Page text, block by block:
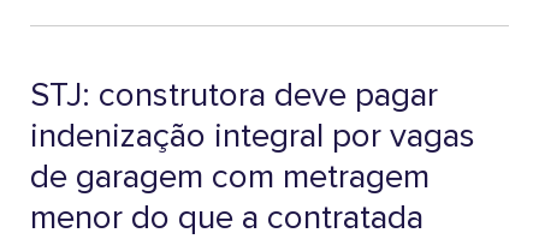
STJ: construtora deve pagar
indenização integral por vagas
de garagem com metragem
menor do que a contratada